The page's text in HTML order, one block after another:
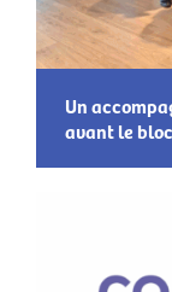
Un
avant le